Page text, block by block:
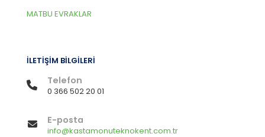
MATBU EVRAKLAR
İLETİŞİM BİLGİLERİ
Telefon
0 366 502 20 01
E-posta
info@kastamonuteknokent.com.tr